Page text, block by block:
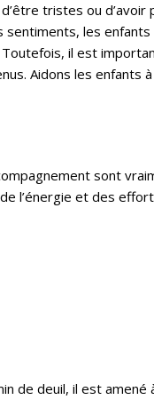
tristes ou d’avoir
les
il est
Aidons les enfants
sont
l’énergie et des
de deuil, il est